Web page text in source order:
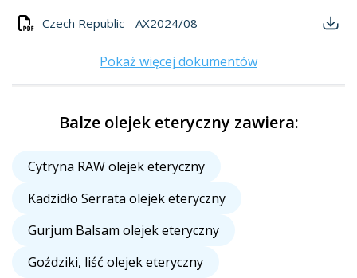
Czech Republic - AX2024/08
Pokaż więcej dokumentów
Balze olejek eteryczny zawiera:
Cytryna RAW olejek eteryczny
Kadzidło Serrata olejek eteryczny
Gurjum Balsam olejek eteryczny
Goździki, liść olejek eteryczny